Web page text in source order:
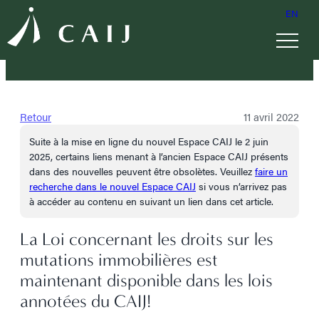
EN
Retour 11 avril 2022
Suite à la mise en ligne du nouvel Espace CAIJ le 2 juin
2025, certains liens menant à l’ancien Espace CAIJ présents
dans des nouvelles peuvent être obsolètes. Veuillez faire un
recherche dans le nouvel Espace CAIJ si vous n’arrivez pas
à accéder au contenu en suivant un lien dans cet article.
La Loi concernant les droits sur les
mutations immobilières est
maintenant disponible dans les lois
annotées du CAIJ!